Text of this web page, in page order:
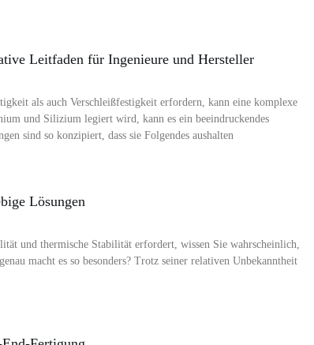
Leitfaden für Ingenieure und Hersteller
als auch Verschleißfestigkeit erfordern, kann eine komplexe
und Silizium legiert wird, kann es ein beeindruckendes
sind so konzipiert, dass sie Folgendes aushalten
Lösungen
und thermische Stabilität erfordert, wissen Sie wahrscheinlich,
macht es so besonders? Trotz seiner relativen Unbekanntheit